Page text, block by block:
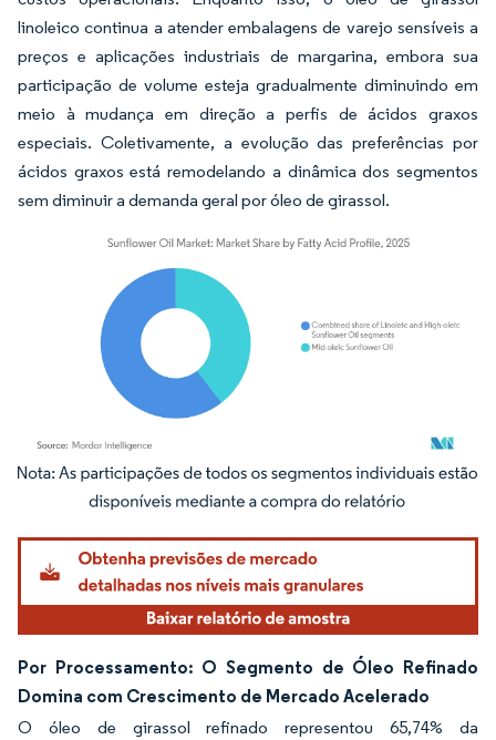
linoleico continua a atender embalagens de varejo sensíveis a
preços e aplicações industriais de margarina, embora sua
participação de volume esteja gradualmente diminuindo em
meio à mudança em direção a perfis de ácidos graxos
especiais. Coletivamente, a evolução das preferências por
ácidos graxos está remodelando a dinâmica dos segmentos
sem diminuir a demanda geral por óleo de girassol.
Imagem © Mordor Intelligence. O reuso requer atribuição conforme CC BY 4.0.
Por Processamento: O Segmento de Óleo Refinado
Domina com Crescimento de Mercado Acelerado
O óleo de girassol refinado representou 65,74% da